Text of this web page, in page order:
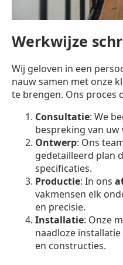
Werkwijze
Wij geloven in een
nauw samen met onze
te brengen. Ons proces
Consultatie: We
bespreking van uw
Ontwerp: Ons
gedetailleerd plan
specificaties.
Productie: In ons
vakmensen elk
en precisie.
Installatie: Onze
naadloze
en constructies.